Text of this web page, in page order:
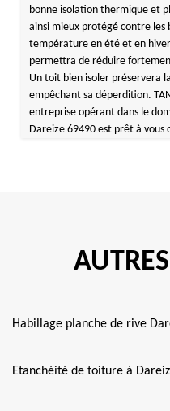
bonne isolation thermique et
ainsi mieux protégé contre
température en été et en
permettra de réduire
Un toit bien isoler préservera
empêchant sa déperdition.
entreprise opérant dans le
Dareize 69490 est prêt à
Habillage planche de rive
Etanchéité de toiture à